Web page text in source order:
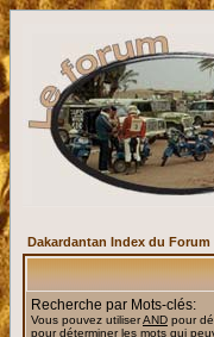
Dakardantan Index du Forum
Recherche par Mots-clés:
Vous pouvez utiliserAND pour
pour déterminer les mots qui